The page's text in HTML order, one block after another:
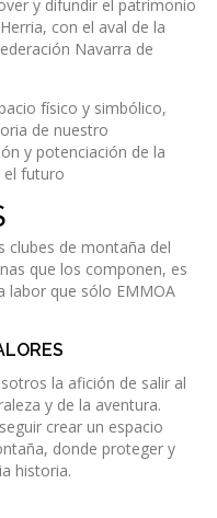
y difundir el patrimonio
con el aval de la
Navarra de
físico y simbólico,
de nuestro
y potenciación de la
el futuro
clubes de montaña del
que los componen, es
labor que sólo EMMOA
la afición de salir al
y de la aventura.
crear un espacio
donde proteger y
historia.